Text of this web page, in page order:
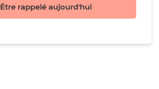
Être rappelé aujourd'hui